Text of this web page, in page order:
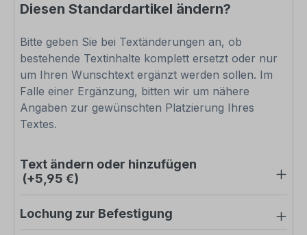
Diesen Standardartikel ändern?
Bitte geben Sie bei Textänderungen an, ob
bestehende Textinhalte komplett ersetzt oder nur
um Ihren Wunschtext ergänzt werden sollen. Im
Falle einer Ergänzung, bitten wir um nähere
Angaben zur gewünschten Platzierung Ihres
Textes.
Text ändern oder hinzufügen
(+5,95 €)
Lochung zur Befestigung